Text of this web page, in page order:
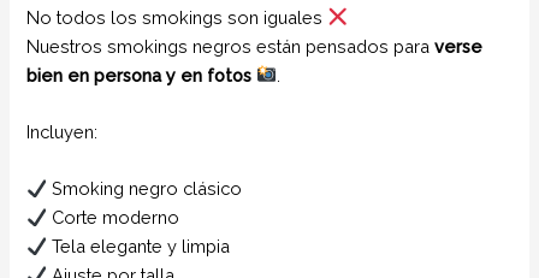
No todos los smokings son iguales
Nuestros smokings negros están pensados paraverse
bien en persona y en fotos
Incluyen:
Smoking negro clásico
Corte moderno
Tela elegante y limpia